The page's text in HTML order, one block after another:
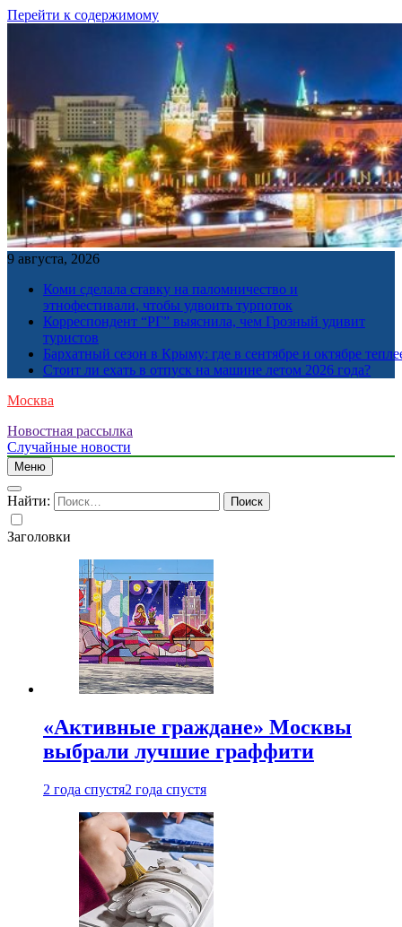
Перейти к содержимому
9 августа, 2026
Коми сделала ставку на паломничество и
этнофестивали, чтобы удвоить турпоток
Корреспондент “РГ” выяснила, чем Грозный удивит
туристов
Бархатный сезон в Крыму: где в сентябре и октябре
Стоит ли ехать в отпуск на машине летом 2026 года?
Москва
Новостная рассылка
Случайные новости
Меню
Найти:
Заголовки
«Активные граждане» Москвы
выбрали лучшие граффити
2 года спустя2 года спустя